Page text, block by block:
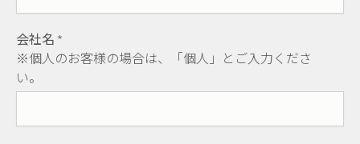
会社名 *
※個人のお客様の場合は、「個人」とご入力くださ
い。